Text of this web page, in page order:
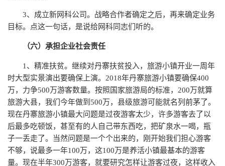
3、成立新网科公司。战略合作者确定之后，再来确定业务
目标。点这一句话，是说给网科同志们听的。
（六）承担企业社会责任
1、精准扶贫。继续对丹寨扶贫投入，旅游小镇开业一周年
时大型实景演出要确保上演。2018年丹寨旅游小镇要确保400
万，力争500万游客数量。按照国家旅游局的标准，200万就算
旅游大县，我们今年做到500万，县级旅游可能就名列前茅了。
现在丹寨旅游小镇最大问题是过夜游客太少，许多游客去了以
后最多吃顿饭，甚至有的人自己带东西吃，把矿泉水一喝，瓶
子一丢走了。当然问题是一个个出来的，刚开始我们担心游客
不够，说最多一年100万，这100万是养活小镇最基本的游客
量。现在半年300万游客，就要研究怎样让游客过夜，这样收入